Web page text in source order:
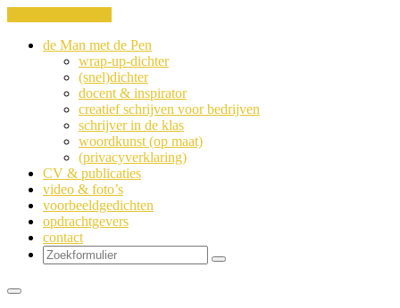
de Man met de Pen
wrap-up-dichter
(snel)dichter
docent & inspirator
creatief schrijven voor bedrijven
schrijver in de klas
woordkunst (op maat)
(privacyverklaring)
CV & publicaties
video & foto’s
voorbeeldgedichten
opdrachtgevers
contact
Zoeken